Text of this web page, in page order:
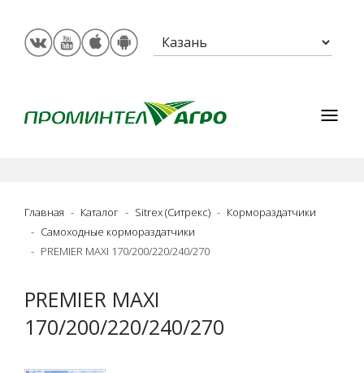
Главная Каталог Sitrex (Ситрекс)
Кормораздатчики
Самоходные кормораздатчики
PREMIER MAXI 170/200/220/240/270
PREMIER MAXI
170/200/220/240/270